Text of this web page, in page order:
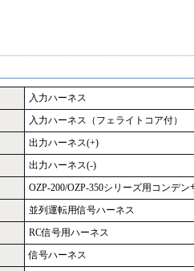
入力ハーネス
入力ハーネス（フェライトコア付）
出力ハーネス(+)
出力ハーネス(-)
OZP-200/OZP-350シリーズ用コンデ
並列運転用信号ハーネス
RC信号用ハーネス
信号ハーネス